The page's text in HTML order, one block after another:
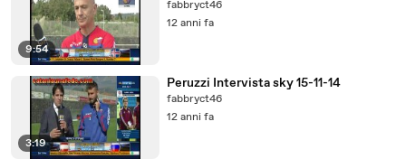
9:54
fabbryct46
12 anni fa
3:19
Peruzzi Intervista sky 15-11-14
fabbryct46
12 anni fa